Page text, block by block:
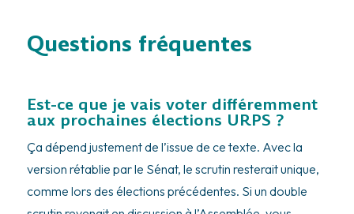
Questions fréquentes
Est-ce que je vais voter différemment
aux prochaines élections URPS ?
Ça dépend justement de l’issue de ce texte. Avec la
version rétablie par le Sénat, le scrutin resterait unique,
comme lors des élections précédentes. Si un double